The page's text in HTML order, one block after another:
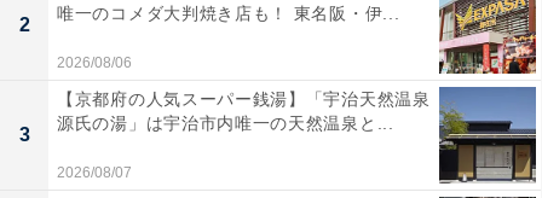
2
唯一のコメダ大判焼き店も！ 東名阪・伊...
2026/08/06
3
【京都府の人気スーパー銭湯】「宇治天然温泉
源氏の湯」は宇治市内唯一の天然温泉と...
2026/08/07